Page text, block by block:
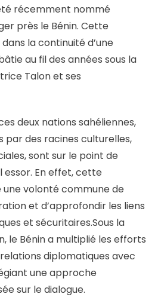
récemment nommé
près le Bénin. Cette
la continuité d’une
au fil des années sous la
Talon et ses
deux nations sahéliennes,
par des racines culturelles,
sont sur le point de
En effet, cette
volonté commune de
et d’approfondir les liens
et sécuritaires.Sous la
le Bénin a multiplié les efforts
diplomatiques avec
une approche
sur le dialogue.